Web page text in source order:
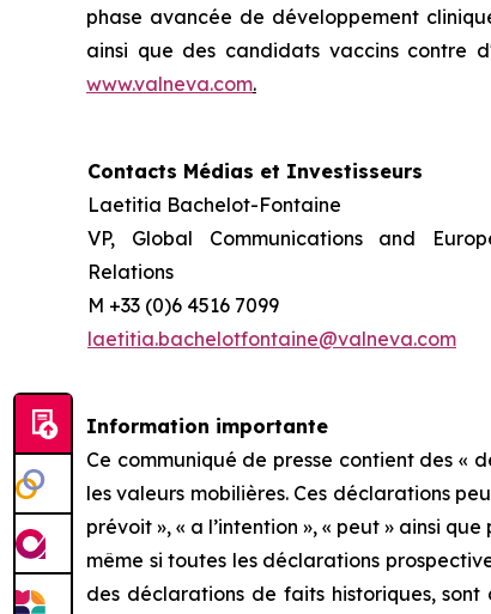
phase avancée de développement
ainsi que des candidats vaccins contre
www.valneva.com.
Contacts Médias et Investisseurs
Laetitia Bachelot-Fontaine
VP, Global Communications and
Relations
M +33 (0)6 4516 7099
laetitia.bachelotfontaine@valneva.com
Information importante
Ce communiqué de presse contient des «
les valeurs mobilières. Ces déclarations
prévoit », « a l’intention », « peut » ainsi
même si toutes les déclarations
des déclarations de faits historiques,